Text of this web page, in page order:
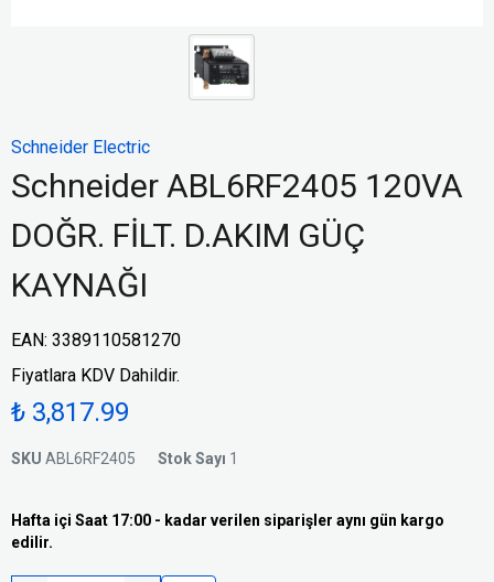
Schneider Electric
Schneider ABL6RF2405 120VA
DOĞR. FİLT. D.AKIM GÜÇ
KAYNAĞI
EAN: 3389110581270
Fiyatlara KDV Dahildir.
₺ 3,817.99
SKU ABL6RF2405 Stok Sayı 1
Hafta içi Saat 17:00 - kadar verilen siparişler aynı gün kargo
edilir.